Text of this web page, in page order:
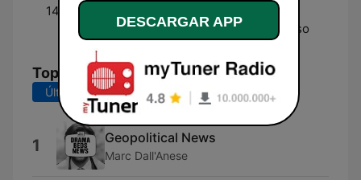
14:30 - 15:00
Mediodía COPE Fin de
Semana - Con Iván Alonso
Top Canciones
Últimos 7 días Últimos 30 días
1 Geopolitical News
Marc Dall'Anese
DESCARGAR APP